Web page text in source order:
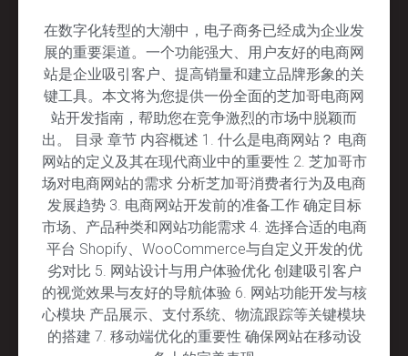
在数字化转型的大潮中，电子商务已经成为企业发
展的重要渠道。一个功能强大、用户友好的电商网
站是企业吸引客户、提高销量和建立品牌形象的关
键工具。本文将为您提供一份全面的芝加哥电商网
站开发指南，帮助您在竞争激烈的市场中脱颖而
出。 目录 章节 内容概述 1. 什么是电商网站？ 电商
网站的定义及其在现代商业中的重要性 2. 芝加哥市
场对电商网站的需求 分析芝加哥消费者行为及电商
发展趋势 3. 电商网站开发前的准备工作 确定目标
市场、产品种类和网站功能需求 4. 选择合适的电商
平台 Shopify、WooCommerce与自定义开发的优
劣对比 5. 网站设计与用户体验优化 创建吸引客户
的视觉效果与友好的导航体验 6. 网站功能开发与核
心模块 产品展示、支付系统、物流跟踪等关键模块
的搭建 7. 移动端优化的重要性 确保网站在移动设